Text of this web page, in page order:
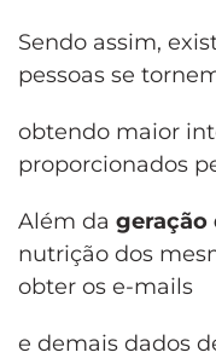
Sendo assim,
pessoas se
obtendo maior
proporcionados
Além da geração
nutrição dos
obter os e-mails
e demais dados